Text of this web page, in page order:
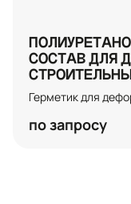
СОСТАВ ДЛЯ
Герметик для
по запросу